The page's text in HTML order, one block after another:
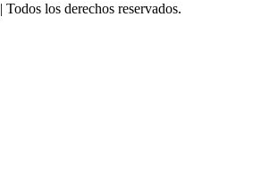
| Todos los derechos reservados.